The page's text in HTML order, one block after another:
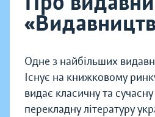
Одне з найбільших
Існує на книжковому
видає класичну та сучасну
перекладну літературу